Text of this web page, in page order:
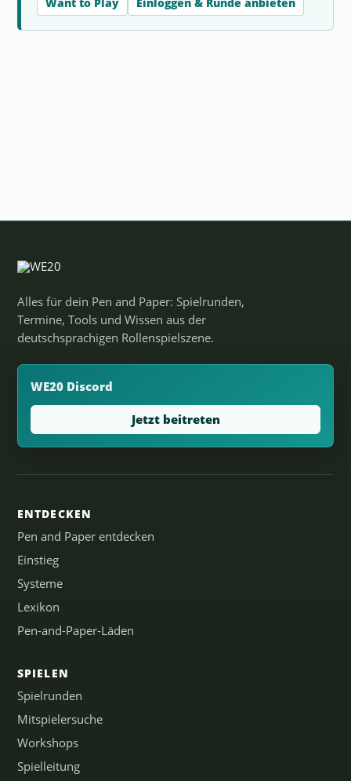
Alles für dein Pen and Paper: Spielrunden,
Termine, Tools und Wissen aus der
deutschsprachigen Rollenspielszene.
WE20 Discord
Jetzt beitreten
ENTDECKEN
Pen and Paper entdecken
Einstieg
Systeme
Lexikon
Pen-and-Paper-Läden
SPIELEN
Spielrunden
Mitspielersuche
Workshops
Spielleitung